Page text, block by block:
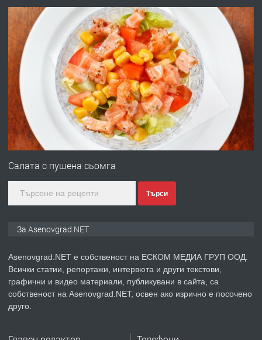
преди 10 месеца
ПРЕДЛАГА
Професионална броячна машина -
със сертификат от ЕЦБ
преди 1 година
ПРЕДЛАГА
Професионална зеленчукорезачка
преди 2 години
ПРЕДЛАГА
Давам индивидуалани уроци по
Салата с пушена сьомга
Търси
За Asenovgrad.NET
Asenovgrad.NET е собственост на ЕСКОМ МЕДИА ГРУП ООД.
Всички статии, репортажи, интервюта и други текстови,
графични и видео материали, публикувани в сайта, са
собственост на Asenovgrad.NET, освен ако изрично е посочено
друго.